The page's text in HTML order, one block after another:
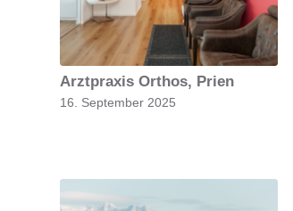
Arztpraxis Orthos, Prien
16. September 2025